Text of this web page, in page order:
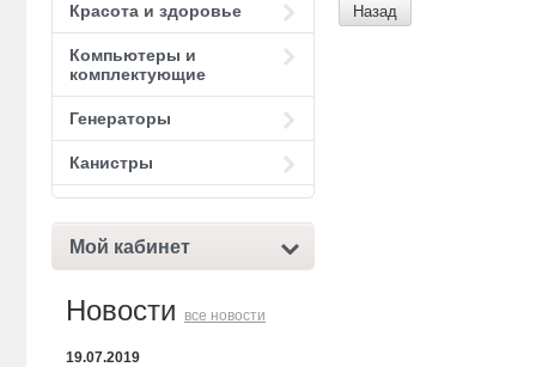
Красота и здоровье
Компьютеры и
комплектующие
Генераторы
Канистры
Мой кабинет
Новости все новости
19.07.2019
Назад